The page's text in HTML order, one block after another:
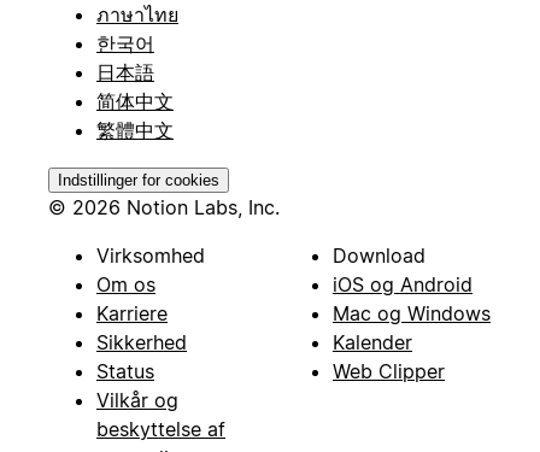
ภาษาไทย
한국어
日本語
简体中文
繁體中文
Indstillinger for cookies
© 2026 Notion Labs, Inc.
Virksomhed
Om os
Karriere
Sikkerhed
Status
Vilkår og
beskyttelse af
Download
iOS og Android
Mac og Windows
Kalender
Web Clipper